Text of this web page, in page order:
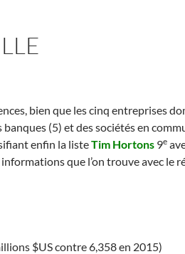
bien que les cinq entreprises
banques (5) et des sociétés en
enfin la listeTim Hortons 9e
informations que l’on trouve avec le
$US contre 6,358 en 2015)